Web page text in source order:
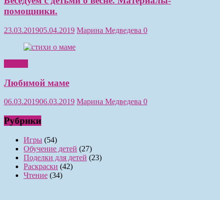
помощники.
23.03.201905.04.2019 Марина Медведева 0
Любимой маме
06.03.201906.03.2019 Марина Медведева 0
Рубрики
Игры (54)
Обучение детей (27)
Поделки для детей (23)
Раскраски (42)
Чтение (34)